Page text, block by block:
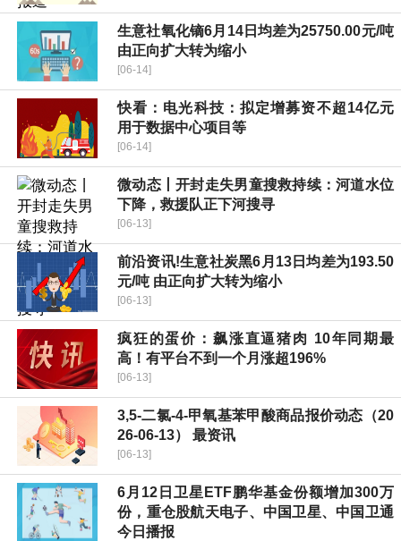
生意社氧化镝6月14日均差为25750.00元/吨
由正向扩大转为缩小
[06-14]
快看：电光科技：拟定增募资不超14亿元
用于数据中心项目等
[06-14]
微动态丨开封走失男童搜救持续：河道水位
下降，救援队正下河搜寻
[06-13]
前沿资讯!生意社炭黑6月13日均差为193.50
元/吨 由正向扩大转为缩小
[06-13]
疯狂的蛋价：飙涨直逼猪肉 10年同期最
高！有平台不到一个月涨超196%
[06-13]
3,5-二氯-4-甲氧基苯甲酸商品报价动态（20
26-06-13） 最资讯
[06-13]
6月12日卫星ETF鹏华基金份额增加300万
份，重仓股航天电子、中国卫星、中国卫通
今日播报